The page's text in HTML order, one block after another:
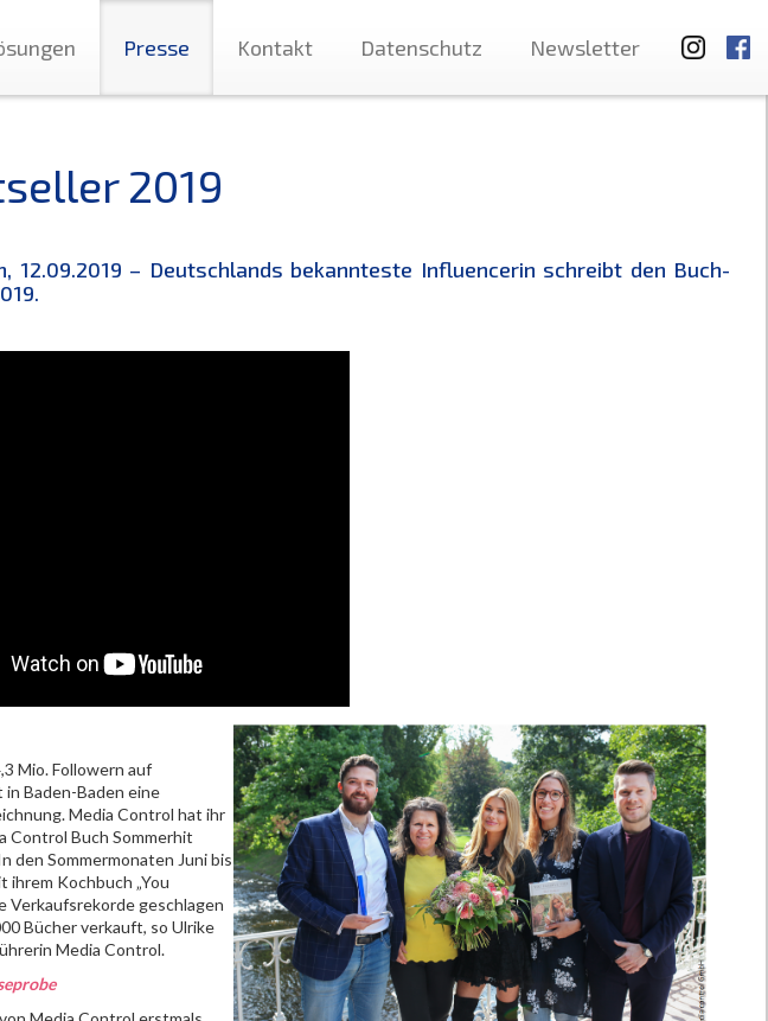
Presse Kontakt Datenschutz Newsletter
2019
12.09.2019 – Deutschlands bekannteste Influencerin schreibt den Buch-
Mio. Followern auf
Baden-Baden eine
Media Control hat ihr
Control Buch Sommerhit
den Sommermonaten Juni bis
ihrem Kochbuch „You
Verkaufsrekorde geschlagen
Bücher verkauft, so Ulrike
Media Control.